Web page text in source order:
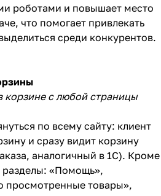
роботами и повышает место
что помогает привлекать
среди конкурентов.
корзине с любой страницы
по всему сайту: клиент
и сразу видит корзину
аналогичный в 1С). Кроме
разделы: «Помощь»,
просмотренные товары»,